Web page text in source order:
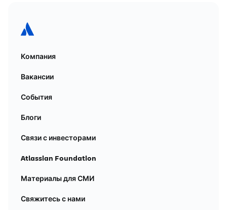
Компания
Вакансии
События
Блоги
Связи с инвесторами
Atlassian Foundation
Материалы для СМИ
Свяжитесь с нами